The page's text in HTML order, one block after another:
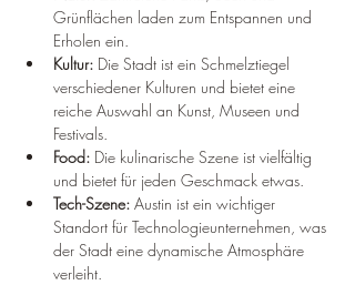
Grünflächen laden zum Entspannen und
Erholen ein.
Kultur: Die Stadt ist ein Schmelztiegel
verschiedener Kulturen und bietet eine
reiche Auswahl an Kunst, Museen und
Festivals.
Food: Die kulinarische Szene ist vielfältig
und bietet für jeden Geschmack etwas.
Tech-Szene: Austin ist ein wichtiger
Standort für Technologieunternehmen, was
der Stadt eine dynamische Atmosphäre
verleiht.